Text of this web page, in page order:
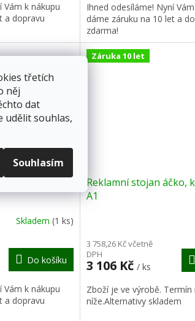
třetích
něj
dat
udělit souhlas,
Souhlasím
Vám k nákupu
a dopravu
Ihned odesíláme! Nyní
dáme záruku na 10 let a
zdarma!
D
A
R
M
A
kulaté rohy,
Skladem (1 ks)
Do košíku
Vám k nákupu
a dopravu
Záruka 10 let
Reklamní stojan áčko,
A1
3 758,26 Kč včetně
DPH
3 106 Kč / ks
Zboží je ve výrobě. Termín
níže.Alternativy skladem